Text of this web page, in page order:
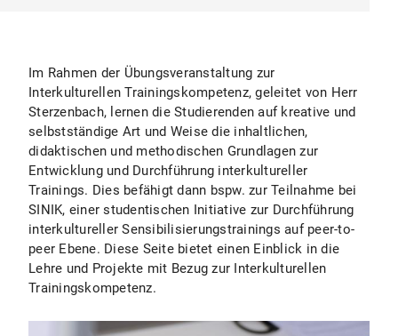
Im Rahmen der Übungsveranstaltung zur
Interkulturellen Trainingskompetenz, geleitet von Herr
Sterzenbach, lernen die Studierenden auf kreative und
selbstständige Art und Weise die inhaltlichen,
didaktischen und methodischen Grundlagen zur
Entwicklung und Durchführung interkultureller
Trainings. Dies befähigt dann bspw. zur Teilnahme bei
SINIK, einer studentischen Initiative zur Durchführung
interkultureller Sensibilisierungstrainings auf peer-to-
peer Ebene. Diese Seite bietet einen Einblick in die
Lehre und Projekte mit Bezug zur Interkulturellen
Trainingskompetenz.